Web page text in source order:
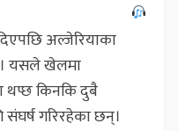
अल्जेरियाका
यसले खेलमा
थप्छ किनकि दुबै
संघर्ष गरिरहेका छन्।